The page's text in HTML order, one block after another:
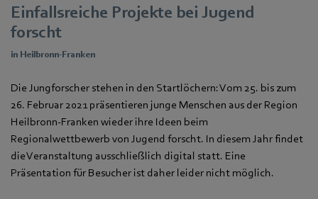
Einfallsreiche Projekte bei Jugend
forscht
in Heilbronn-Franken
Die Jungforscher stehen in den Startlöchern: Vom 25. bis zum
26. Februar 2021 präsentieren junge Menschen aus der Region
Heilbronn-Franken wieder ihre Ideen beim
Regionalwettbewerb von Jugend forscht. In diesem Jahr findet
die Veranstaltung ausschließlich digital statt. Eine
Präsentation für Besucher ist daher leider nicht möglich.